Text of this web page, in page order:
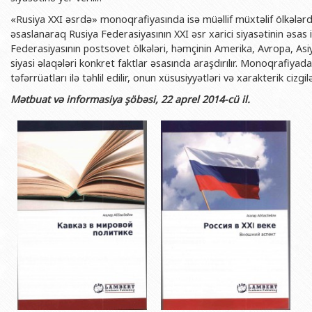
Fəxri doktorlarımız
BDU-da təhsil
BDU-da tədris olunan ixtisaslar
Universitet tarixinin ən mühüm hadisələri
Sənədlər və Müraciətlərlə iş
Maliyyə və təminat Departamenti
Keyfiyyətin təminatı, monitorinq
Psixoloji Yardım Sektoru
İdman-sağlamlıq Mərkəzi
BDU-nun Nəşr Evi
Filologiya fakültəsi
Tarix fakültəsi
Beynəlxalq
Hüquq fakültəsi
İnformasiya və
Şərqşünasliq
Sosial elmlər və
Şəxsi
«Rusiya XXI əsrdə» monoqrafiyasında isə müəllif müxtəlif
əsaslanaraq Rusiya Federasiyasının XXI əsr xarici siyasətinin
Federasiyasının postsovet ölkələri, həmçinin Amerika, Avropa,
siyasi əlaqələri konkret faktlar əsasında araşdırılır.
təfərrüatları ilə təhlil edilir, onun xüsusiyyətləri və xarakterik
Mətbuat və informasiya şöbəsi, 22 aprel 2014-cü il.